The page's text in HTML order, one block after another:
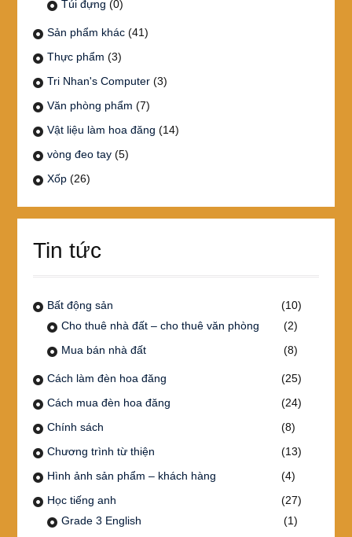
Túi đựng (0)
Sản phẩm khác (41)
Thực phẩm (3)
Tri Nhan's Computer (3)
Văn phòng phẩm (7)
Vật liệu làm hoa đăng (14)
vòng đeo tay (5)
Xốp (26)
Tin tức
Bất động sản
(10)
Cho thuê nhà đất – cho thuê văn phòng
(2)
Mua bán nhà đất
(8)
Cách làm đèn hoa đăng
(25)
Cách mua đèn hoa đăng
(24)
Chính sách
(8)
Chương trình từ thiện
(13)
Hình ảnh sản phẩm – khách hàng
(4)
Học tiếng anh
(27)
Grade 3 English
(1)